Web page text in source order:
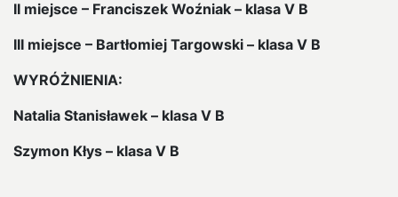
II miejsce – Franciszek Woźniak – klasa V B
III miejsce – Bartłomiej Targowski – klasa V B
WYRÓŻNIENIA:
Natalia Stanisławek – klasa V B
Szymon Kłys – klasa V B